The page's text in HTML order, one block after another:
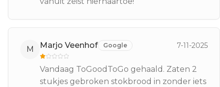
M Marjo Veenhof Google 7-11-2025
Vandaag ToGoodToGo gehaald. Zaten 2
stukjes gebroken stokbrood in zonder iets